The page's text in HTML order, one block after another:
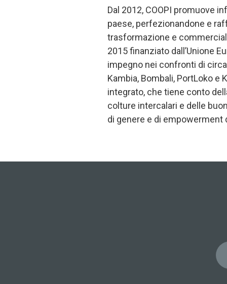
Dal 2012, COOPI promuove
paese, perfezionandone e
trasformazione e
2015 finanziato dall’Unione
impegno nei confronti di
Kambia, Bombali, PortLoko e
integrato, che tiene conto
colture intercalari e delle
di genere e di empowerment